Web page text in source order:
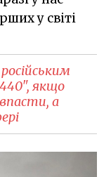
у світі
якщо
а